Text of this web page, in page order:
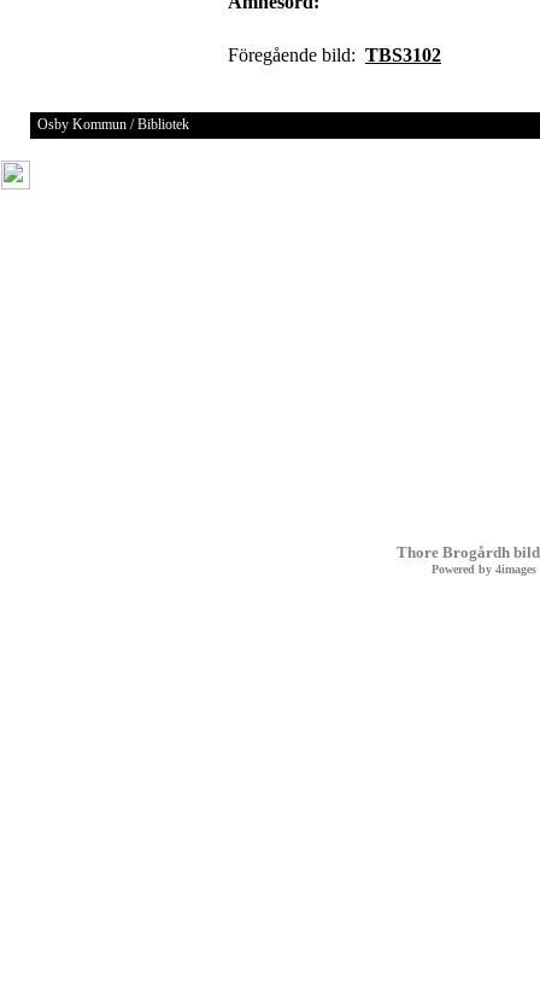
Föregående bild: TBS3102
Osby Kommun / Bibliotek
Thore Brogårdh
Powered by 4images